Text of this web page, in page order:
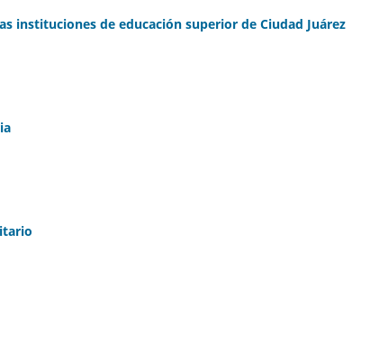
instituciones de educación superior de Ciudad Juárez